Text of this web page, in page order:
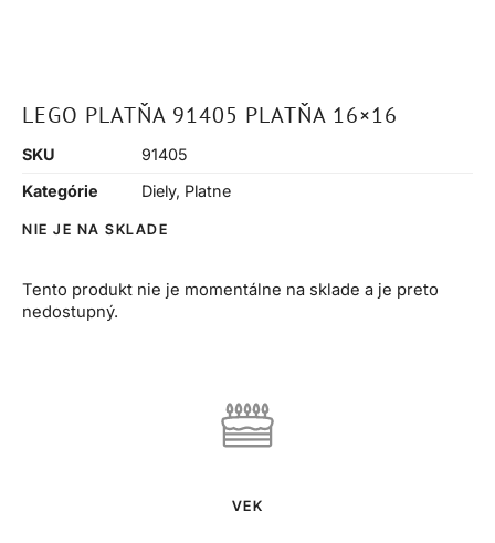
LEGO PLATŇA 91405 PLATŇA 16×16
SKU
91405
Kategórie
Diely, Platne
NIE JE NA SKLADE
Tento produkt nie je momentálne na sklade a je preto
nedostupný.
VEK